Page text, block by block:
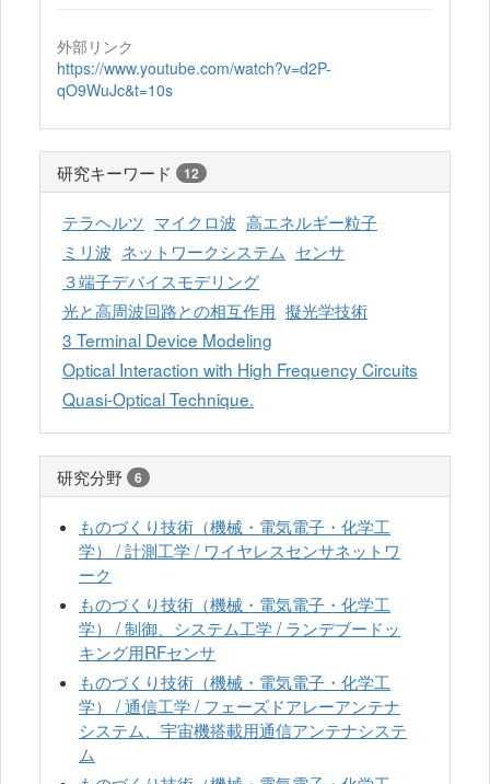
外部リンク
https://www.youtube.com/watch?v=d2P-
qO9WuJc&t=10s
研究キーワード 12
テラヘルツ マイクロ波 高エネルギー粒子
ミリ波 ネットワークシステム センサ
３端子デバイスモデリング
光と高周波回路との相互作用 擬光学技術
3 Terminal Device Modeling
Optical Interaction with High Frequency Circuits
Quasi-Optical Technique.
研究分野 6
ものづくり技術（機械・電気電子・化学工
学） / 計測工学 / ワイヤレスセンサネットワ
ーク
ものづくり技術（機械・電気電子・化学工
学） / 制御、システム工学 / ランデブードッ
キング用RFセンサ
ものづくり技術（機械・電気電子・化学工
学） / 通信工学 / フェーズドアレーアンテナ
システム、宇宙機搭載用通信アンテナシステ
ム